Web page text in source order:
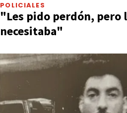
POLICIALES
"Les pido perdón, pero
necesitaba"